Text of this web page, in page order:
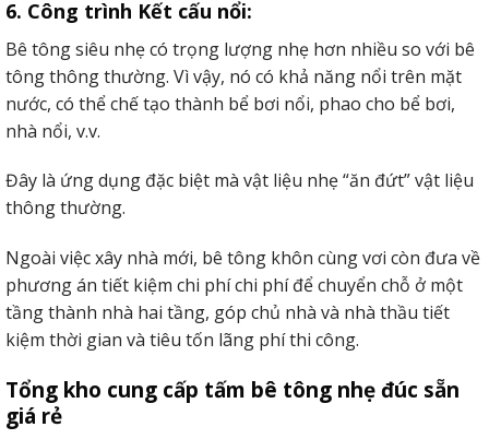
6. Công trình Kết cấu nổi:
Bê tông siêu nhẹ có trọng lượng nhẹ hơn nhiều so với bê
tông thông thường. Vì vậy, nó có khả năng nổi trên mặt
nước, có thể chế tạo thành bể bơi nổi, phao cho bể bơi,
nhà nổi, v.v.
Đây là ứng dụng đặc biệt mà vật liệu nhẹ “ăn đứt” vật liệu
thông thường.
Ngoài việc xây nhà mới, bê tông khôn cùng vơi còn đưa về
phương án tiết kiệm chi phí chi phí để chuyển chỗ ở một
tầng thành nhà hai tầng, góp chủ nhà và nhà thầu tiết
kiệm thời gian và tiêu tốn lãng phí thi công.
Tổng kho cung cấp tấm bê tông nhẹ đúc sẵn
giá rẻ